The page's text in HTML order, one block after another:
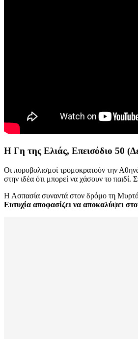
Η Γη της Ελιάς, Επεισόδιο 50
Οι πυροβολισμοί τρομοκρατούν την
στην ιδέα ότι μπορεί να χάσουν το παιδί.
Η Ασπασία συναντά στον δρόμο τη
Ευτυχία αποφασίζει να αποκαλύψει